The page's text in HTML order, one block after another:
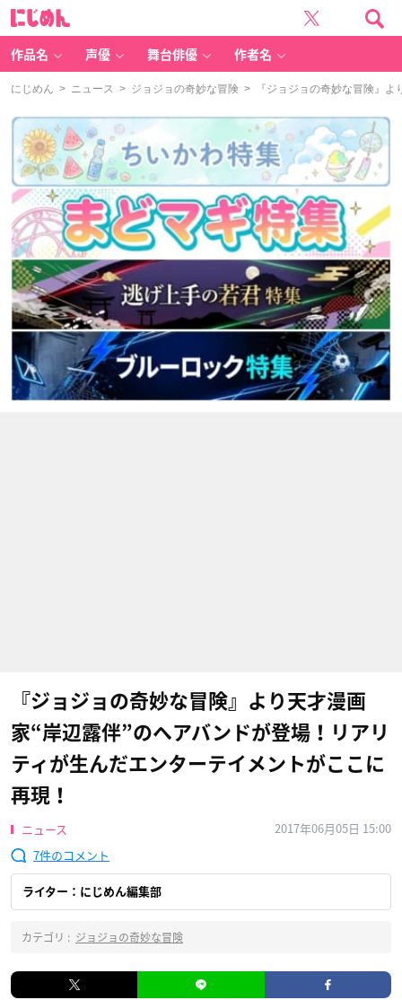
作品名 声優 舞台俳優 作者名
にじめん > ニュース > ジョジョの奇妙な冒険 > 『ジョジョの奇妙な冒険』​よ
『ジョジョの奇妙な冒険』​より天才漫画
家“岸辺露伴”のヘアバンドが登場！リアリ
ティが生んだエンターテイメントがここに
再現！
ニュース
2017年06月05日 15:00
7
ライター：にじめん編集部
カテゴリ : ジョジョの奇妙な冒険